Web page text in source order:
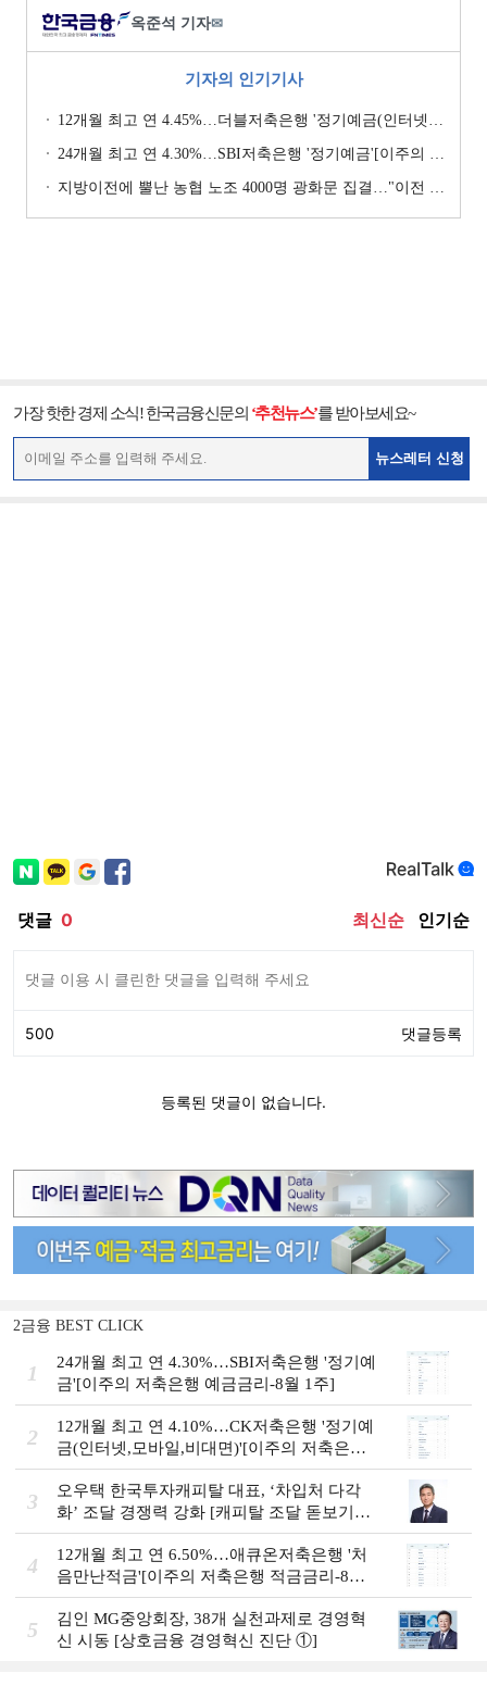
옥준석 기자✉
기자의 인기기사
12개월 최고 연 4.45%…더블저축은행 '정기예금(인터넷뱅킹, 스마트뱅킹)' [이주의 저축은행 예금금리-7월 4주]
24개월 최고 연 4.30%…SBI저축은행 '정기예금'[이주의 저축은행 예금금리-8월 1주]
지방이전에 뿔난 농협 노조 4000명 광화문 집결…"이전 강요 시 금융노조 총파업 불사" [막 오른 금융권 하투(夏鬪)]
가장 핫한 경제 소식! 한국금융신문의 ‘추천뉴스’를 받아보세요~
뉴스레터 신청
2금융 BEST CLICK
1
24개월 최고 연 4.30%…SBI저축은행 '정기예
금'[이주의 저축은행 예금금리-8월 1주]
2
12개월 최고 연 4.10%…CK저축은행 '정기예
금(인터넷,모바일,비대면)'[이주의 저축은행
예금금리-8월 1주]
3
오우택 한국투자캐피탈 대표, ‘차입처 다각
화ʼ 조달 경쟁력 강화 [캐피탈 조달 돋보기
(12)]
4
12개월 최고 연 6.50%…애큐온저축은행 '처
음만난적금'[이주의 저축은행 적금금리-8월
1주]
5
김인 MG중앙회장, 38개 실천과제로 경영혁
신 시동 [상호금융 경영혁신 진단 ①]